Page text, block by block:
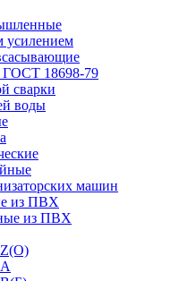
усилением
ГОСТ 18698-79
сварки
воды
машин
из ПВХ
из ПВХ